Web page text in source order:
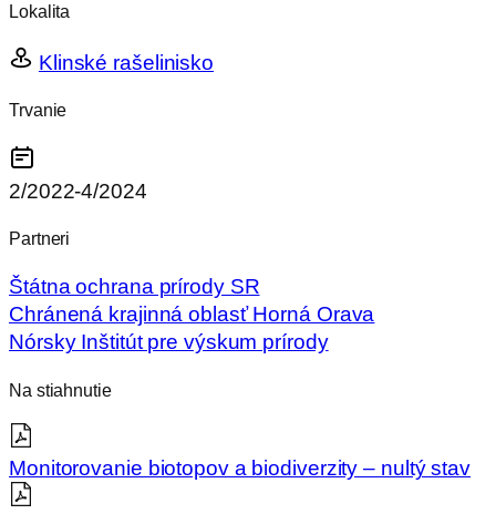
Lokalita
Klinské rašelinisko
Trvanie
2/2022-4/2024
Partneri
Štátna ochrana prírody SR
Chránená krajinná oblasť Horná Orava
Nórsky Inštitút pre výskum prírody
Na stiahnutie
Monitorovanie biotopov a biodiverzity – nultý stav